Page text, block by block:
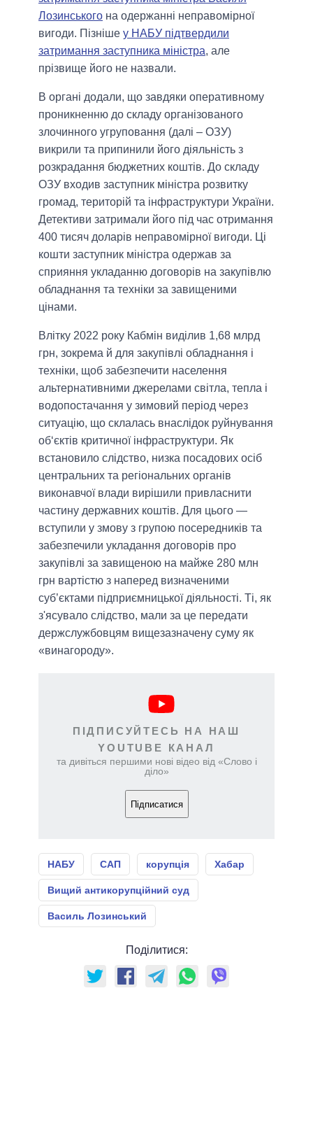
Лозинського на одержанні неправомірної
вигоди. Пізніше у НАБУ підтвердили
затримання заступника міністра, але
прізвище його не назвали.
В органі додали, що завдяки оперативному
проникненню до складу організованого
злочинного угруповання (далі – ОЗУ)
викрили та припинили його діяльність з
розкрадання бюджетних коштів. До складу
ОЗУ входив заступник міністра розвитку
громад, територій та інфраструктури України.
Детективи затримали його під час отримання
400 тисяч доларів неправомірної вигоди. Ці
кошти заступник міністра одержав за
сприяння укладанню договорів на закупівлю
обладнання та техніки за завищеними
цінами.
Влітку 2022 року Кабмін виділив 1,68 млрд
грн, зокрема й для закупівлі обладнання і
техніки, щоб забезпечити населення
альтернативними джерелами світла, тепла і
водопостачання у зимовий період через
ситуацію, що склалась внаслідок руйнування
об‘єктів критичної інфраструктури. Як
встановило слідство, низка посадових осіб
центральних та регіональних органів
виконавчої влади вирішили привласнити
частину державних коштів. Для цього —
вступили у змову з групою посередників та
забезпечили укладання договорів про
закупівлі за завищеною на майже 280 млн
грн вартістю з наперед визначеними
суб’єктами підприємницької діяльності. Ті, як
з'ясувало слідство, мали за це передати
держслужбовцям вищезазначену суму як
«винагороду».
ПІДПИСУЙТЕСЬ НА НАШ
YOUTUBE КАНАЛ
та дивіться першими нові відео від «Слово і
діло»
Підписатися
НАБУ САП корупція Хабар
Вищий антикорупційний суд
Василь Лозинський
Поділитися: